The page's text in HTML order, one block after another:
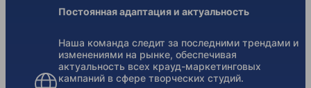
Постоянная адаптация и актуальность
Наша команда следит за последними трендами и
изменениями на рынке, обеспечивая
актуальность всех крауд-маркетинговых
кампаний в сфере творческих студий.